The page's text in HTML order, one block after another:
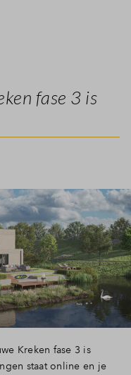
fase 3 is
Kreken fase 3 is
staat online en je